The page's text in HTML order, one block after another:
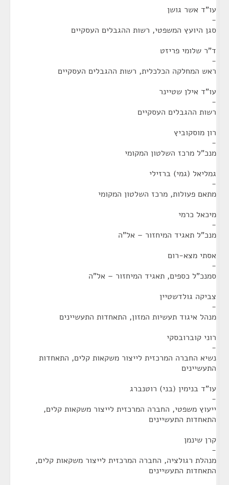
עו"ד אשר גושן
-
סגן היועץ המשפטי, רשות ההגבלים העסקיים
ד"ר שלומי פריזט
-
ראש המחלקה הכלכלית, רשות ההגבלים העסקיים
עו"ד אילן שטיינר
-
רשות ההגבלים העסקיים
רון מוסקוביץ
-
מנכ"ל מרכז השלטון המקומי
גמליאל (גמי) ברזילי
-
מתאם פעולות, מרכז השלטון המקומי
מיכאל כרמי
-
מנכ"ל תאגיד המיחזור – אל"ה
אסתי מצא-רום
-
סמנכ"ל כספים, תאגיד המיחזור – אל"ה
צביקה גולדשטיין
-
מנהל איגוד תעשיות המזון, התאחדות התעשיינים
רוני קוברובסקי
-
נשיא החברה המרכזית לייצור משקאות קלים, התאחדות
התעשיינים
עו"ד בנימין (בני) רוטנברג
-
ייעוץ משפטי, החברה המרכזית לייצור משקאות קלים,
התאחדות התעשיינים
קרן שינמן
-
מנהלת רגולציה, החברה המרכזית לייצור משקאות קלים,
התאחדות התעשיינים